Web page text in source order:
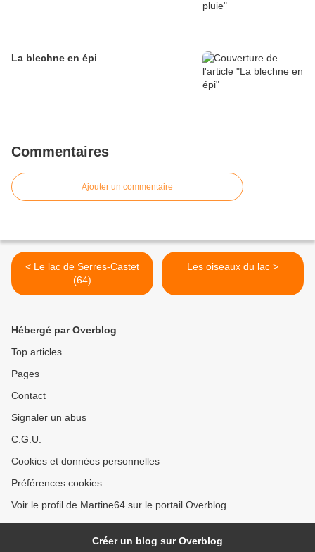
La blechne en épi
Commentaires
Ajouter un commentaire
< Le lac de Serres-Castet
(64)
Les oiseaux du lac >
Hébergé par Overblog
Top articles
Pages
Contact
Signaler un abus
C.G.U.
Cookies et données personnelles
Préférences cookies
Voir le profil de Martine64 sur le portail Overblog
Créer un blog sur Overblog